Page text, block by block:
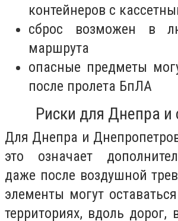
контейнеров с
сброс возможен в
маршрута
опасные предметы
после пролета БпЛА
Риски для Днепра и
Для Днепра и
это означает
даже после воздушной
элементы могут
территориях, вдоль дорог,